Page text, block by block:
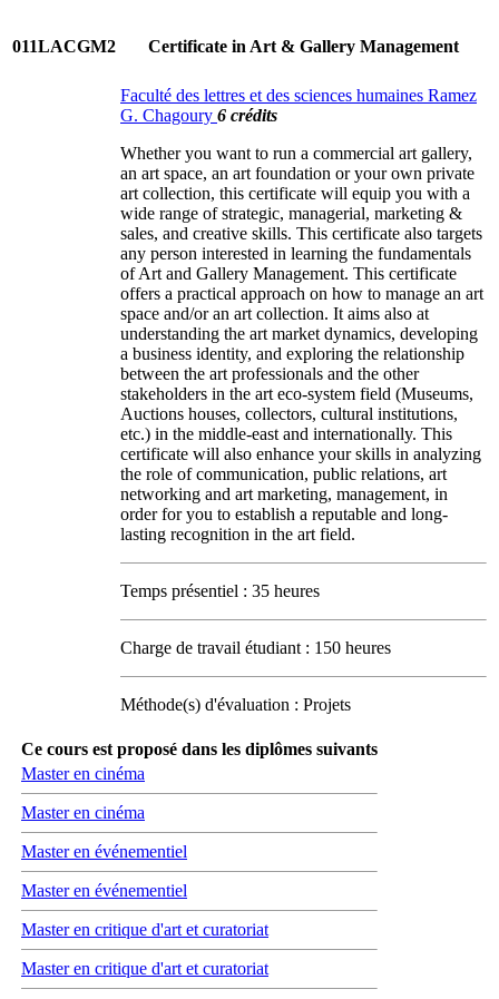
011LACGM2 Certificate in Art & Gallery Management
Faculté des lettres et des sciences humaines Ramez
G. Chagoury 6 crédits
Whether you want to run a commercial art gallery,
an art space, an art foundation or your own private
art collection, this certificate will equip you with a
wide range of strategic, managerial, marketing &
sales, and creative skills. This certificate also targets
any person interested in learning the fundamentals
of Art and Gallery Management. This certificate
offers a practical approach on how to manage an art
space and/or an art collection. It aims also at
understanding the art market dynamics, developing
a business identity, and exploring the relationship
between the art professionals and the other
stakeholders in the art eco-system field (Museums,
Auctions houses, collectors, cultural institutions,
etc.) in the middle-east and internationally. This
certificate will also enhance your skills in analyzing
the role of communication, public relations, art
networking and art marketing, management, in
order for you to establish a reputable and long-
lasting recognition in the art field.
Temps présentiel : 35 heures
Charge de travail étudiant : 150 heures
Méthode(s) d'évaluation : Projets
Ce cours est proposé dans les diplômes suivants
Master en cinéma
Master en cinéma
Master en événementiel
Master en événementiel
Master en critique d'art et curatoriat
Master en critique d'art et curatoriat